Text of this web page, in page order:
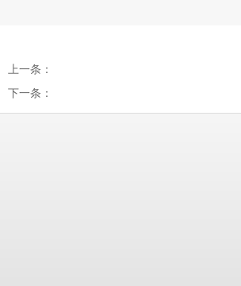
上一条：
下一条：